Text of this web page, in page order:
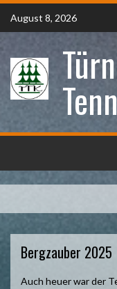
Skip
content
August 8, 2026
Bergzauber 2025
Auch heuer war der